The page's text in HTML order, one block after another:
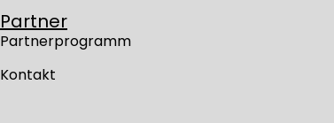
Partner
Partnerprogramm
Kontakt